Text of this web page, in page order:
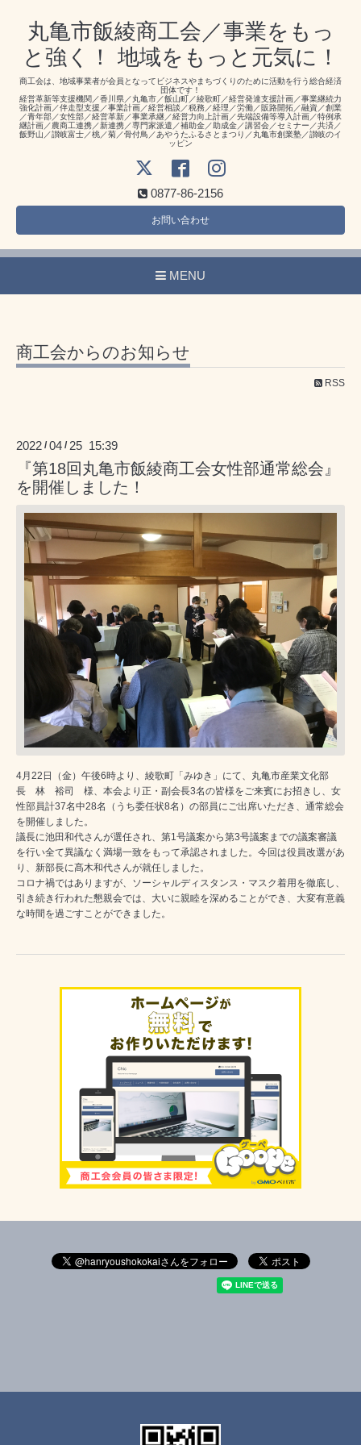
丸亀市飯綾商工会／事業をもっ
と強く！ 地域をもっと元気に！
商工会は、地域事業者が会員となってビジネスやまちづくりのために活動を行う総合経済
団体です！
経営革新等支援機関／香川県／丸亀市／飯山町／綾歌町／経営発達支援計画／事業継続力
強化計画／伴走型支援／事業計画／経営相談／税務／経理／労働／販路開拓／融資／創業
／青年部／女性部／経営革新／事業承継／経営力向上計画／先端設備等導入計画／特例承
継計画／農商工連携／新連携／専門家派遣／補助金／助成金／講習会／セミナー／共済／
飯野山／讃岐富士／桃／菊／骨付鳥／あやうたふるさとまつり／丸亀市創業塾／讃岐のイ
ッピン
0877-86-2156
お問い合わせ
MENU
商工会からのお知らせ
RSS
2022 /04 / 25 15:39
『第18回丸亀市飯綾商工会女性部通常総会』
を開催しました！
4月22日（金）午後6時より、綾歌町「みゆき」にて、丸亀市産業文化部
長 林 裕司 様、本会より正・副会長3名の皆様をご来賓にお招きし、女
性部員計37名中28名（うち委任状8名）の部員にご出席いただき、通常総会
を開催しました。
議長に池田和代さんが選任され、第1号議案から第3号議案までの議案審議
を行い全て異議なく満場一致をもって承認されました。今回は役員改選があ
り、新部長に髙木和代さんが就任しました。
コロナ禍ではありますが、ソーシャルディスタンス・マスク着用を徹底し、
引き続き行われた懇親会では、大いに親睦を深めることができ、大変有意義
な時間を過ごすことができました。